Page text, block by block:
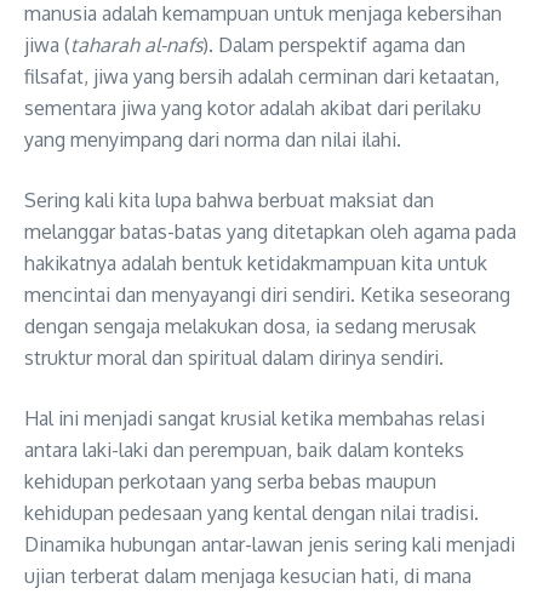
manusia adalah kemampuan untuk menjaga kebersihan
jiwa (taharah al-nafs). Dalam perspektif agama dan
filsafat, jiwa yang bersih adalah cerminan dari ketaatan,
sementara jiwa yang kotor adalah akibat dari perilaku
yang menyimpang dari norma dan nilai ilahi.
Sering kali kita lupa bahwa berbuat maksiat dan
melanggar batas-batas yang ditetapkan oleh agama pada
hakikatnya adalah bentuk ketidakmampuan kita untuk
mencintai dan menyayangi diri sendiri. Ketika seseorang
dengan sengaja melakukan dosa, ia sedang merusak
struktur moral dan spiritual dalam dirinya sendiri.
Hal ini menjadi sangat krusial ketika membahas relasi
antara laki-laki dan perempuan, baik dalam konteks
kehidupan perkotaan yang serba bebas maupun
kehidupan pedesaan yang kental dengan nilai tradisi.
Dinamika hubungan antar-lawan jenis sering kali menjadi
ujian terberat dalam menjaga kesucian hati, di mana